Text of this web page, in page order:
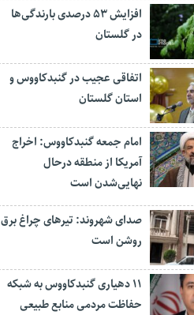
افزایش ۵۳ درصدی بارندگی‌ها
در گلستان
اتفاقی عجیب در‌ گنبدکاووس و
استان گلستان
امام جمعه گنبدکاووس: اخراج
آمریکا از منطقه درحال
نهایی‌شدن است
صدای شهروند: تیرهای چراغ برق
روشن است
۱۱ دهیاری گنبدکاووس به شبکه
حفاظت مردمی منابع طبیعی